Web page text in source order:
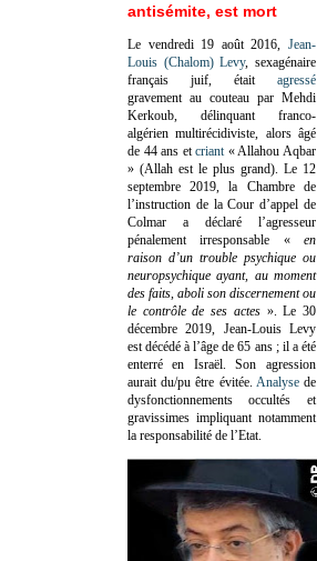
antisémite, est mort
Le vendredi 19 août 2016, Jean-
Louis (Chalom) Levy, sexagénaire
français juif, était agressé
gravement au couteau par Mehdi
Kerkoub, délinquant franco-
algérien multirécidiviste, alors âgé
de 44 ans etcriant « Allahou Aqbar
» (Allah est le plus grand). Le 12
septembre 2019, la Chambre de
l’instruction de la Cour d’appel de
Colmar a déclaré l’agresseur
pénalement irresponsable «en
raison d’un trouble psychique ou
neuropsychique ayant, au moment
des faits, aboli son discernement ou
le contrôle de ses actes». Le 30
décembre 2019, Jean-Louis Levy
est décédé à l’âge de 65 ans ; il a été
enterré en Israël. Son agression
aurait du/pu être évitée. Analysede
dysfonctionnements occultés et
gravissimes impliquant notamment
la responsabilité de l’Etat.